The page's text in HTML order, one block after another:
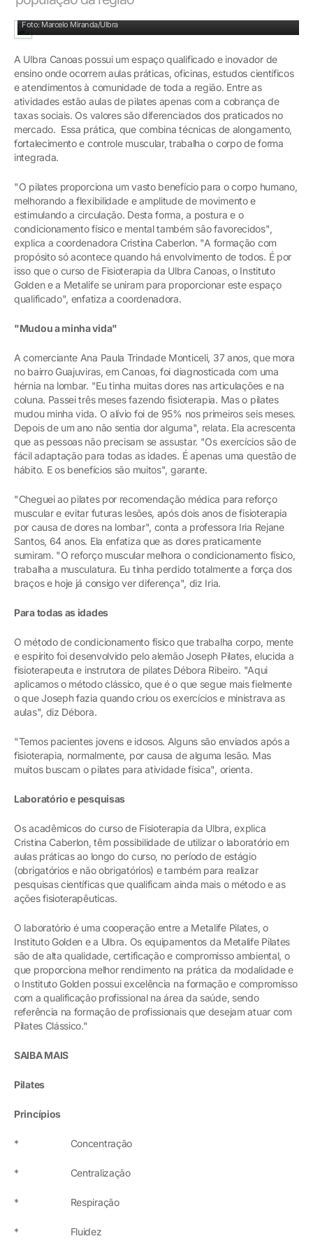
Foto: Marcelo Miranda/Ulbra
A Ulbra Canoas possui um espaço qualificado e inovador de
ensino onde ocorrem aulas práticas, oficinas, estudos científicos
e atendimentos à comunidade de toda a região. Entre as
atividades estão aulas de pilates apenas com a cobrança de
taxas sociais. Os valores são diferenciados dos praticados no
mercado. Essa prática, que combina técnicas de alongamento,
fortalecimento e controle muscular, trabalha o corpo de forma
integrada.
"O pilates proporciona um vasto benefício para o corpo humano,
melhorando a flexibilidade e amplitude de movimento e
estimulando a circulação. Desta forma, a postura e o
condicionamento físico e mental também são favorecidos",
explica a coordenadora Cristina Caberlon. "A formação com
propósito só acontece quando há envolvimento de todos. É por
isso que o curso de Fisioterapia da Ulbra Canoas, o Instituto
Golden e a Metalife se uniram para proporcionar este espaço
qualificado", enfatiza a coordenadora.
"Mudou a minha vida"
A comerciante Ana Paula Trindade Monticeli, 37 anos, que mora
no bairro Guajuviras, em Canoas, foi diagnosticada com uma
hérnia na lombar. "Eu tinha muitas dores nas articulações e na
coluna. Passei três meses fazendo fisioterapia. Mas o pilates
mudou minha vida. O alívio foi de 95% nos primeiros seis meses.
Depois de um ano não sentia dor alguma", relata. Ela acrescenta
que as pessoas não precisam se assustar. "Os exercícios são de
fácil adaptação para todas as idades. É apenas uma questão de
hábito. E os benefícios são muitos", garante.
"Cheguei ao pilates por recomendação médica para reforço
muscular e evitar futuras lesões, após dois anos de fisioterapia
por causa de dores na lombar", conta a professora Iria Rejane
Santos, 64 anos. Ela enfatiza que as dores praticamente
sumiram. "O reforço muscular melhora o condicionamento físico,
trabalha a musculatura. Eu tinha perdido totalmente a força dos
braços e hoje já consigo ver diferença", diz Iria.
Para todas as idades
O método de condicionamento físico que trabalha corpo, mente
e espírito foi desenvolvido pelo alemão Joseph Pilates, elucida a
fisioterapeuta e instrutora de pilates Débora Ribeiro. "Aqui
aplicamos o método clássico, que é o que segue mais fielmente
o que Joseph fazia quando criou os exercícios e ministrava as
aulas", diz Débora.
"Temos pacientes jovens e idosos. Alguns são enviados após a
fisioterapia, normalmente, por causa de alguma lesão. Mas
muitos buscam o pilates para atividade física", orienta.
Laboratório e pesquisas
Os acadêmicos do curso de Fisioterapia da Ulbra, explica
Cristina Caberlon, têm possibilidade de utilizar o laboratório em
aulas práticas ao longo do curso, no período de estágio
(obrigatórios e não obrigatórios) e também para realizar
pesquisas científicas que qualificam ainda mais o método e as
ações fisioterapêuticas.
O laboratório é uma cooperação entre a Metalife Pilates, o
Instituto Golden e a Ulbra. Os equipamentos da Metalife Pilates
são de alta qualidade, certificação e compromisso ambiental, o
que proporciona melhor rendimento na prática da modalidade e
o Instituto Golden possui excelência na formação e compromisso
com a qualificação profissional na área da saúde, sendo
referência na formação de profissionais que desejam atuar com
Pilates Clássico."
SAIBA MAIS
Pilates
Princípios
* Concentração
* Centralização
* Respiração
* Fluidez